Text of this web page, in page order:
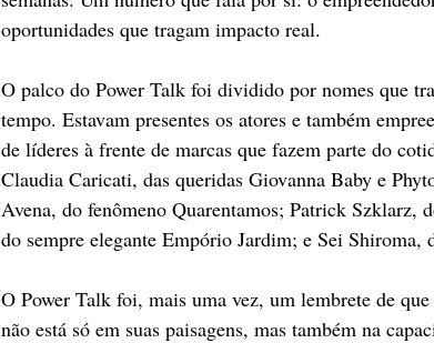
oportunidades que tragam impacto real.
O palco do Power Talk foi dividido por nomes que
tempo. Estavam presentes os atores e também
de líderes à frente de marcas que fazem parte do
Claudia Caricati, das queridas Giovanna Baby e
Avena, do fenômeno Quarentamos; Patrick Szklarz,
do sempre elegante Empório Jardim; e Sei Shiroma,
O Power Talk foi, mais uma vez, um lembrete de
não está só em suas paisagens, mas também na